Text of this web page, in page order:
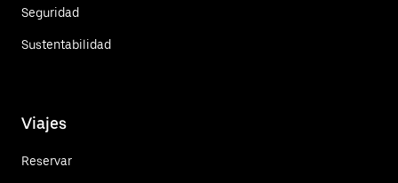
Seguridad
Sustentabilidad
Viajes
Reservar